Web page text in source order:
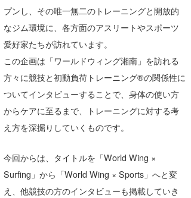
プンし、その唯一無二のトレーニングと開放的
なジム環境に、各方面のアスリートやスポーツ
愛好家たちが訪れています。
この企画は「ワールドウィング湘南」を訪れる
方々に競技と初動負荷トレーニング®の関係性に
ついてインタビューすることで、身体の使い方
からケアに至るまで、トレーニングに対する考
え方を深掘りしていくものです。
今回からは、タイトルを「World Wing ×
Surfing」から「World Wing × Sports」へと変
え、他競技の方のインタビューも掲載していき
伊豆
千葉南
大阪
四国
沖縄
ルール＆How to
VOTE!
サーファーズ